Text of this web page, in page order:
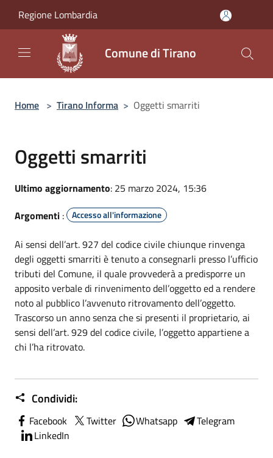
Regione Lombardia
Comune di Tirano
Home > Tirano Informa > Oggetti smarriti
Oggetti smarriti
Ultimo aggiornamento: 25 marzo 2024, 15:36
Argomenti : Accesso all'informazione
Ai sensi dell’art. 927 del codice civile chiunque rinvenga
degli oggetti smarriti è tenuto a consegnarli presso l’ufficio
tributi del Comune, il quale provvederà a predisporre un
apposito verbale di rinvenimento dell’oggetto ed a rendere
noto al pubblico l’avvenuto ritrovamento dell’oggetto.
Trascorso un anno senza che si presenti il proprietario, ai
sensi dell’art. 929 del codice civile, l’oggetto appartiene a
chi l’ha ritrovato.
Condividi:
Facebook Twitter Whatsapp
Telegram
LinkedIn